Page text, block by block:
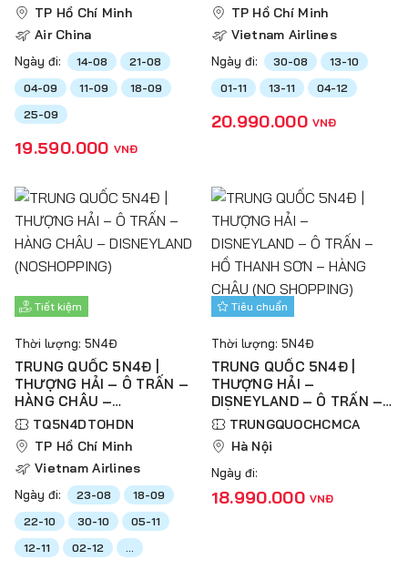
TP Hồ Chí Minh
Air China
Ngày đi: 14-08
21-08
04-09
11-09
18-09
25-09
19.590.000 VNĐ
TP Hồ Chí Minh
Vietnam Airlines
Ngày đi: 30-08
13-10
01-11
13-11 04-12
20.990.000 VNĐ
Tiết kiệm
Thời lượng: 5N4Đ
TRUNG QUỐC 5N4Đ |
THƯỢNG HẢI – Ô TRẤN –
HÀNG CHÂU –
DISNEYLAND
(NOSHOPPING)
TQ5N4DTOHDN
TP Hồ Chí Minh
Vietnam Airlines
Ngày đi: 23-08
18-09
22-10
30-10
05-11
12-11
02-12 ...
Tiêu chuẩn
Thời lượng: 5N4Đ
TRUNG QUỐC 5N4Đ |
THƯỢNG HẢI –
DISNEYLAND – Ô TRẤN –
HỒ THANH SƠN – HÀNG
CHÂU (NO SHOPPING)
TRUNGQUOCHCMCA
Hà Nội
Ngày đi:
18.990.000 VNĐ